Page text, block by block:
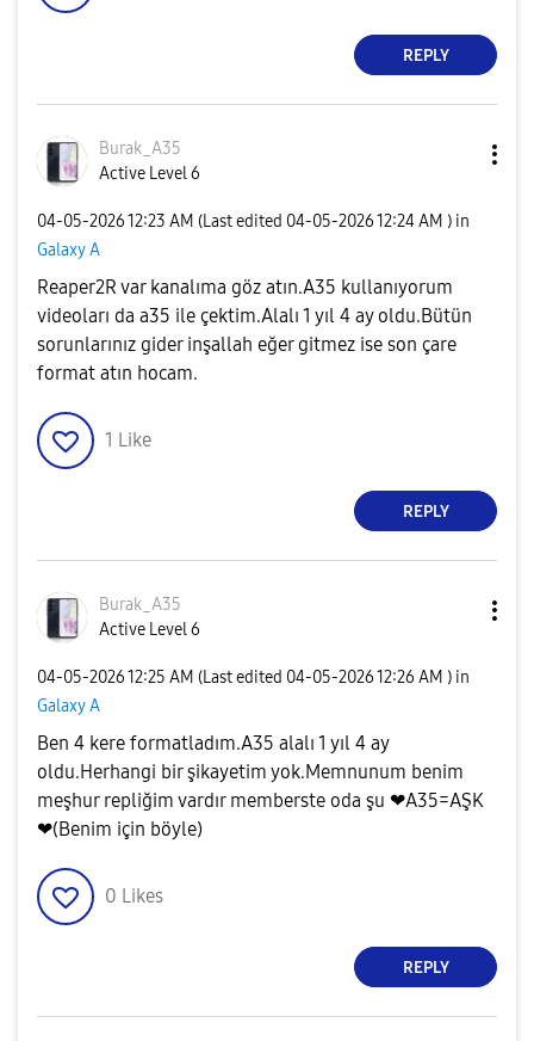
REPLY
Burak_A35
Active Level 6
‎04-05-202612:23 AM (Last edited ‎04-05-202612:24 AM ) in
Galaxy A
Reaper2R var kanalıma göz atın.A35 kullanıyorum
videoları da a35 ile çektim.Alalı 1 yıl 4 ay oldu.Bütün
sorunlarınız gider inşallah eğer gitmez ise son çare
format atın hocam.
1 Like
REPLY
Burak_A35
Active Level 6
‎04-05-202612:25 AM (Last edited ‎04-05-202612:26 AM ) in
Galaxy A
Ben 4 kere formatladım.A35 alalı 1 yıl 4 ay
oldu.Herhangi bir şikayetim yok.Memnunum benim
meşhur repliğim vardır memberste oda şu ❤A35=AŞK
❤(Benim için böyle)
0 Likes
REPLY